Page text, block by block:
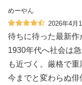
めーやん
2026年4月
待ちに待った最新
1930年代へ社会は
も近づく。厳格で重
今までと変わらぬ